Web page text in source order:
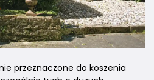
przeznaczone do koszenia